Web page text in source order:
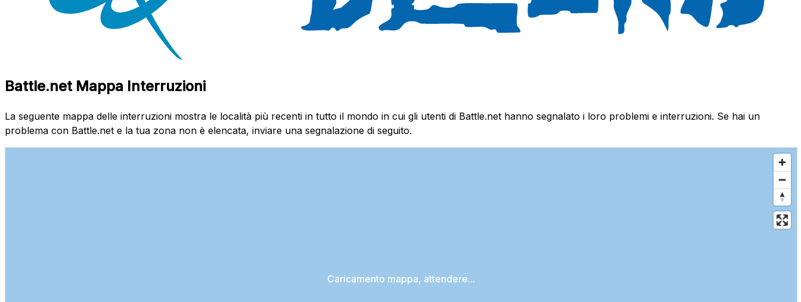
Battle.net Mappa Interruzioni
La seguente mappa delle interruzioni mostra le località più recenti in tutto il mondo in cui gli utenti di Battle.net hanno segnalato i loro problemi e interruzioni. Se hai un
problema con Battle.net e la tua zona non è elencata, inviare una segnalazione di seguito.
Caricamento mappa, attendere...